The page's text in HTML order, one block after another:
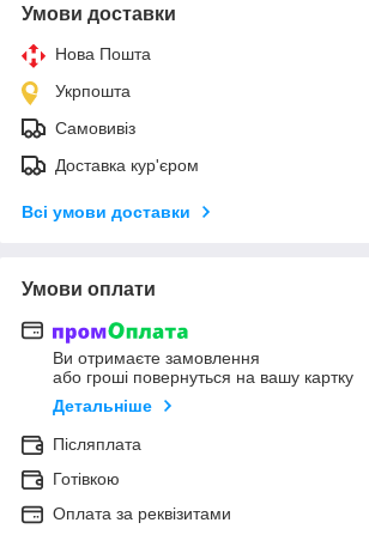
Умови доставки
Нова Пошта
Укрпошта
Самовивіз
Доставка кур'єром
Всі умови доставки
Умови оплати
Ви отримаєте замовлення
або гроші повернуться на вашу картку
Детальніше
Післяплата
Готівкою
Оплата за реквізитами